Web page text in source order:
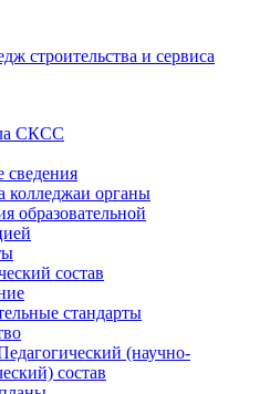
СКСС
колледжаи органы
образовательной
состав
стандарты
(научно-
состав